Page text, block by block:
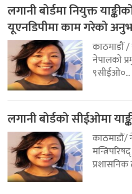
लगानी बोर्डमा नियुक्त
यूएनडिपीमा काम गरेको
काठमाडौं /
नेपालको
९सीईओ०...
लगानी बोर्डको सीईओमा
काठमाडौं/